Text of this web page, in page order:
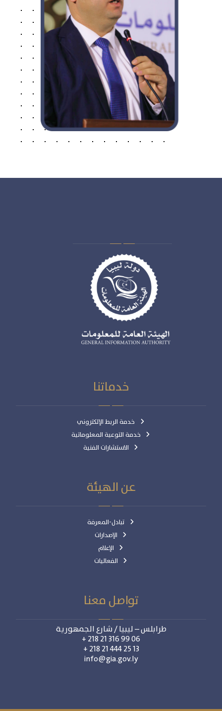
خدماتنا
خدمة الربط الإلكتروني
خدمة التوعية المعلوماتية
الاستشارات الفنية
عن الهيئة
تبادل-المعرفة
الإصدارات
الإعلام
الفعاليات
تواصل معنا
طرابلس – ليبيا / شارع الجمهورية
06 99 316 21 218 +
13 25 444 21 218 +
info@gia.gov.ly